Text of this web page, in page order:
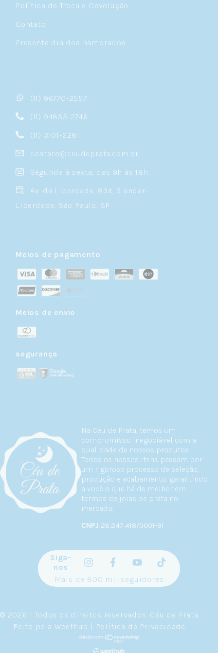
Na Céu de Prata, temos um
compromisso inegociável com a
qualidade de nossos produtos.
Todos os nossos itens passam por
um rigoroso processo de seleção,
produção e acabamento, garantindo
a você o que há de melhor em
termos de joias de prata no
mercado.
CNPJ 26.247.418/0001-91
Política de Troca e Devolução
Contato
Presente dia dos namorados
(11) 96770-2557
(11) 94855-2746
(11) 3101-2281
contato@ceudeprata.com.br
Segunda à sexta, das 9h às 18h
Av. da Liberdade, 834, 3 andar-
Liberdade, São Paulo, SP
Meios de pagamento
Meios de envio
segurança
Siga-
nos
Mais de 800 mil seguidores
© 2026 | Todos os direitos reservados. Céu de Prata
Feito pela Weethub | Política de Privacidade